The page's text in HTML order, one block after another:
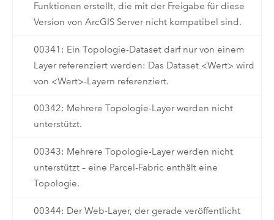
Funktionen erstellt, die mit der Freigabe für diese
Version von ArcGIS Server nicht kompatibel sind.
00341: Ein Topologie-Dataset darf nur von einem
Layer referenziert werden: Das Dataset <Wert> wird
von <Wert>-Layern referenziert.
00342: Mehrere Topologie-Layer werden nicht
unterstützt.
00343: Mehrere Topologie-Layer werden nicht
unterstützt – eine Parcel-Fabric enthält eine
Topologie.
00344: Der Web-Layer, der gerade veröffentlicht